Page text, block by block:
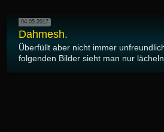
04.05.2017
Dahmesh.
Überfüllt aber nicht immer
folgenden Bilder sieht man nur